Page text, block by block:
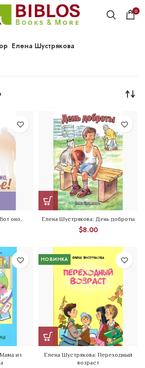
0
Елена Шустрякова
оно,
Елена Шустрякова: День доброты
$8.00
из
НОВИНКА
Елена Шустрякова: Переходный
возраст